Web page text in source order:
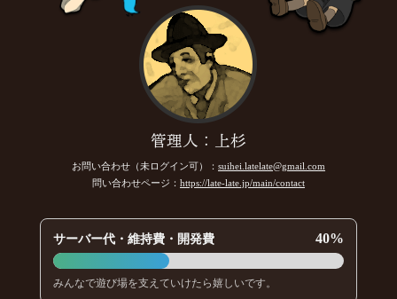
管理人：上杉
お問い合わせ（未ログイン可）： suihei.latelate@gmail.com
問い合わせページ： https://late-late.jp/main/contact
サーバー代・維持費・開発費 40%
みんなで遊び場を支えていけたら嬉しいです。